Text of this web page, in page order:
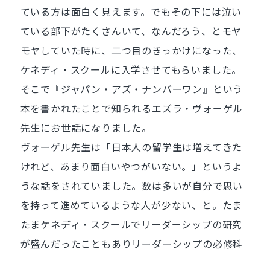
ている方は面白く見えます。でもその下には泣い
ている部下がたくさんいて、なんだろう、とモヤ
モヤしていた時に、二つ目のきっかけになった、
ケネディ・スクールに入学させてもらいました。
そこで『ジャパン・アズ・ナンバーワン』という
本を書かれたことで知られるエズラ・ヴォーゲル
先生にお世話になりました。
ヴォーゲル先生は「日本人の留学生は増えてきた
けれど、あまり面白いやつがいない。」というよ
うな話をされていました。数は多いが自分で思い
を持って進めているような人が少ない、と。たま
たまケネディ・スクールでリーダーシップの研究
が盛んだったこともありリーダーシップの必修科